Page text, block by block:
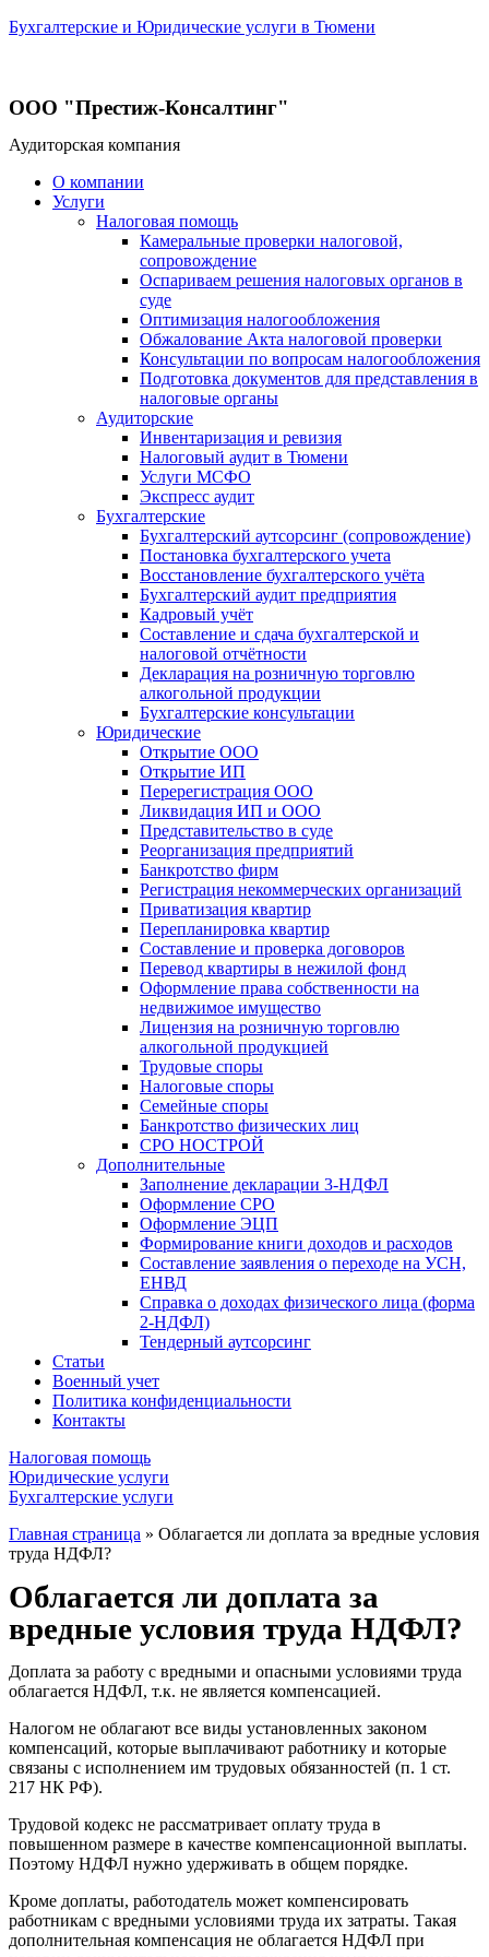
Бухгалтерские и Юридические услуги в Тюмени
ООО "Престиж-Консалтинг"
Аудиторская компания
О компании
Услуги
Налоговая помощь
Камеральные проверки налоговой,
сопровождение
Оспариваем решения налоговых органов в
суде
Оптимизация налогообложения
Обжалование Акта налоговой проверки
Консультации по вопросам налогообложения
Подготовка документов для представления в
налоговые органы
Аудиторские
Инвентаризация и ревизия
Налоговый аудит в Тюмени
Услуги МСФО
Экспресс аудит
Бухгалтерские
Бухгалтерский аутсорсинг (сопровождение)
Постановка бухгалтерского учета
Восстановление бухгалтерского учёта
Бухгалтерский аудит предприятия
Кадровый учёт
Составление и сдача бухгалтерской и
налоговой отчётности
Декларация на розничную торговлю
алкогольной продукции
Бухгалтерские консультации
Юридические
Открытие ООО
Открытие ИП
Перерегистрация ООО
Ликвидация ИП и ООО
Представительство в суде
Реорганизация предприятий
Банкротство фирм
Регистрация некоммерческих организаций
Приватизация квартир
Перепланировка квартир
Составление и проверка договоров
Перевод квартиры в нежилой фонд
Оформление права собственности на
недвижимое имущество
Лицензия на розничную торговлю
алкогольной продукцией
Трудовые споры
Налоговые споры
Семейные споры
Банкротство физических лиц
СРО НОСТРОЙ
Дополнительные
Заполнение декларации 3-НДФЛ
Оформление СРО
Оформление ЭЦП
Формирование книги доходов и расходов
Составление заявления о переходе на УСН,
ЕНВД
Справка о доходах физического лица (форма
2-НДФЛ)
Тендерный аутсорсинг
Статьи
Военный учет
Политика конфиденциальности
Контакты
Налоговая помощь
Юридические услуги
Бухгалтерские услуги
Главная страница » Облагается ли доплата за вредные условия
труда НДФЛ?
Облагается ли доплата за
вредные условия труда НДФЛ?
Доплата за работу с вредными и опасными условиями труда
облагается НДФЛ, т.к. не является компенсацией.
Налогом не облагают все виды установленных законом
компенсаций, которые выплачивают работнику и которые
связаны с исполнением им трудовых обязанностей (п. 1 ст.
217 НК РФ).
Трудовой кодекс не рассматривает оплату труда в
повышенном размере в качестве компенсационной выплаты.
Поэтому НДФЛ нужно удерживать в общем порядке.
Кроме доплаты, работодатель может компенсировать
работникам с вредными условиями труда их затраты. Такая
дополнительная компенсация не облагается НДФЛ при